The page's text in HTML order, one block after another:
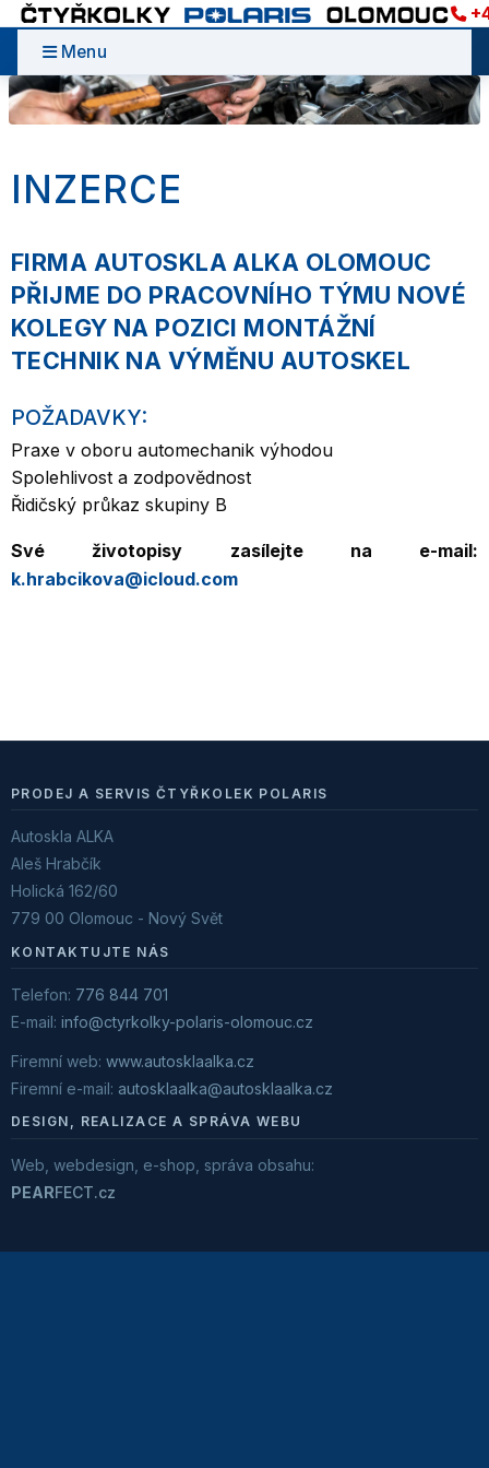
Menu
INZERCE
FIRMA AUTOSKLA ALKA OLOMOUC
PŘIJME DO PRACOVNÍHO TÝMU NOVÉ
KOLEGY NA POZICI MONTÁŽNÍ
TECHNIK NA VÝMĚNU AUTOSKEL
POŽADAVKY:
Praxe v oboru automechanik výhodou
Spolehlivost a zodpovědnost
Řidičský průkaz skupiny B
Své životopisy zasílejte na e-mail:
k.hrabcikova@icloud.com
PRODEJ A SERVIS ČTYŘKOLEK POLARIS
Autoskla ALKA
Aleš Hrabčík
Holická 162/60
779 00 Olomouc - Nový Svět
KONTAKTUJTE NÁS
Telefon: 776 844 701
E-mail: info@ctyrkolky-polaris-olomouc.cz
Firemní web: www.autosklaalka.cz
Firemní e-mail: autosklaalka@autosklaalka.cz
DESIGN, REALIZACE A SPRÁVA WEBU
Web, webdesign, e-shop, správa obsahu:
PEARFECT.cz